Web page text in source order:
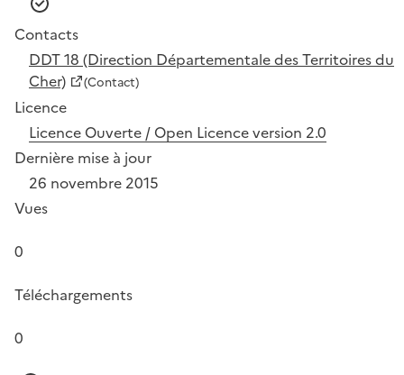
Contacts
DDT 18 (Direction Départementale des Territoires du
Cher)
(Contact)
Licence
Licence Ouverte / Open Licence version 2.0
Dernière mise à jour
26 novembre 2015
Vues
0
Téléchargements
0